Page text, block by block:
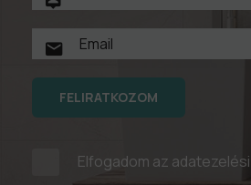
FELIRATKOZOM
Elfogadom az